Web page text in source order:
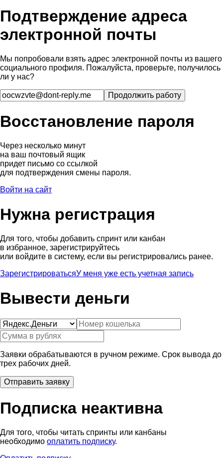
Подтверждение адреса
электронной почты
Мы попробовали взять адрес электронной почты из вашего
социального профиля. Пожалуйста, проверьте, получилось
ли у нас?
Восстановление пароля
Через несколько минут
на ваш почтовый ящик
придет письмо со ссылкой
для подтверждения смены пароля.
Войти на сайт
Нужна регистрация
Для того, чтобы добавить спринт или канбан
в избранное, зарегистрируйтесь
или войдите в систему, если вы регистрировались ранее.
ЗарегистрироватьсяУ меня уже есть учетная запись
Вывести деньги
Заявки обрабатываются в ручном режиме. Срок вывода до
трех рабочих дней.
Подписка неактивна
Для того, чтобы читать спринты или канбаны
необходимо оплатить подписку.